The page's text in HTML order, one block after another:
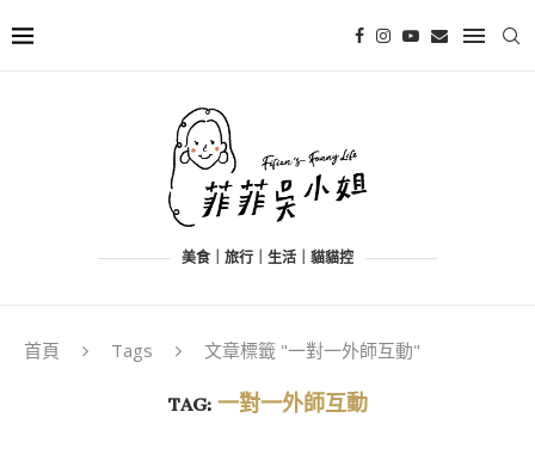
美食｜旅行｜生活｜貓貓控
首頁 Tags 文章標籤 "一對一外師互動"
TAG:一對一外師互動